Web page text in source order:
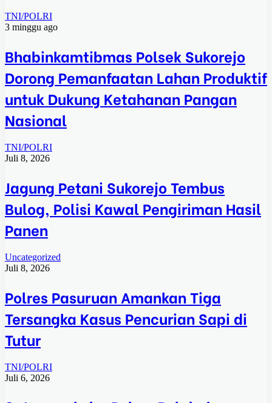
TNI/POLRI
3 minggu ago
Bhabinkamtibmas Polsek Sukorejo
Dorong Pemanfaatan Lahan Produktif
untuk Dukung Ketahanan Pangan
Nasional
TNI/POLRI
Juli 8, 2026
Jagung Petani Sukorejo Tembus
Bulog, Polisi Kawal Pengiriman Hasil
Panen
Uncategorized
Juli 8, 2026
Polres Pasuruan Amankan Tiga
Tersangka Kasus Pencurian Sapi di
Tutur
TNI/POLRI
Juli 6, 2026